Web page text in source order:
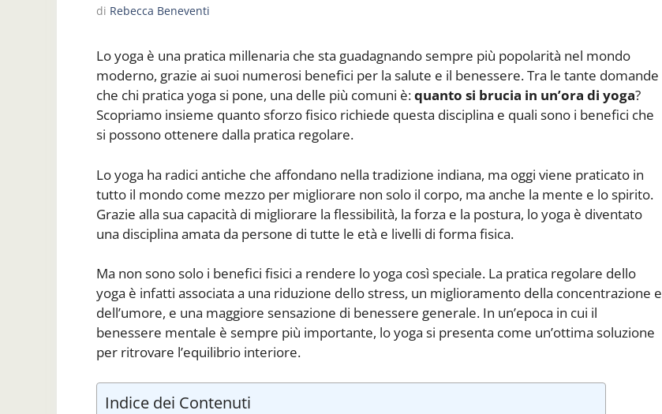
di Rebecca Beneventi
Lo yoga è una pratica millenaria che sta guadagnando sempre più popolarità nel mondo
moderno, grazie ai suoi numerosi benefici per la salute e il benessere. Tra le tante domande
che chi pratica yoga si pone, una delle più comuni è:quanto si brucia in un’ora di yoga?
Scopriamo insieme quanto sforzo fisico richiede questa disciplina e quali sono i benefici che
si possono ottenere dalla pratica regolare.
Lo yoga ha radici antiche che affondano nella tradizione indiana, ma oggi viene praticato in
tutto il mondo come mezzo per migliorare non solo il corpo, ma anche la mente e lo spirito.
Grazie alla sua capacità di migliorare la flessibilità, la forza e la postura, lo yoga è diventato
una disciplina amata da persone di tutte le età e livelli di forma fisica.
Ma non sono solo i benefici fisici a rendere lo yoga così speciale. La pratica regolare dello
yoga è infatti associata a una riduzione dello stress, un miglioramento della concentrazione e
dell’umore, e una maggiore sensazione di benessere generale. In un’epoca in cui il
benessere mentale è sempre più importante, lo yoga si presenta come un’ottima soluzione
per ritrovare l’equilibrio interiore.
Indice dei Contenuti